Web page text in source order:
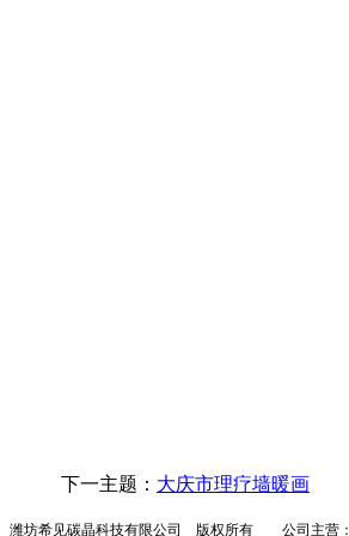
下一主题： 大庆市理疗墙暖画
潍坊希见碳晶科技有限公司 版权所有 公司主营：